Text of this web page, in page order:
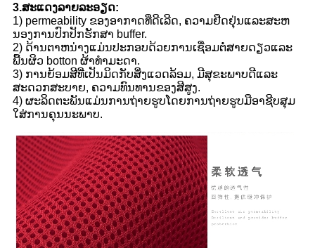
3.ສະແດງລາຍລະອຽດ:
1​) permeability ຂອງ​ອາ​ກາດ​ທີ່​ດີ​ເລີດ​, ຄວາມ​ຢືດ​ຢຸ່ນ​ແລະ​ສະ​ຫ
ນອງ​ການ​ປົກ​ປັກ​ຮັກ​ສາ buffer​.
2) ດ້ານຕາຫນ່າງແມ່ນປະກອບດ້ວຍການເຊື່ອມຕໍ່ສາຍດຽວແລະ
ພື້ນຜິວ botton ຜ້າທໍາມະດາ.
3) ການຍ້ອມສີທີ່ເປັນມິດກັບສິ່ງແວດລ້ອມ, ມີສຸຂະພາບດີແລະ
ສະດວກສະບາຍ, ຄວາມທົນທານຂອງສີສູງ.
4​) ຜະ​ລິດ​ຕະ​ພັນ​ແມ່ນ​ການ​ຖ່າຍ​ຮູບ​ໂດຍ​ການ​ຖ່າຍ​ຮູບ​ມື​ອາ​ຊີບ​ສຸມ​
ໃສ່​ການ​ຄຸນ​ນະ​ພາບ​.